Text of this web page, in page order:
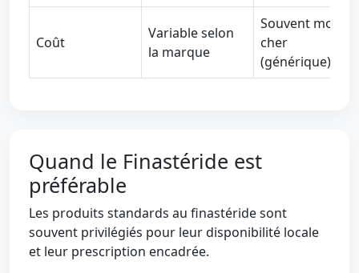
Coût
Variable selon
la marque
Souvent moins
cher
(générique)
Quand le Finastéride est
préférable
Les produits standards au finastéride sont
souvent privilégiés pour leur disponibilité locale
et leur prescription encadrée.